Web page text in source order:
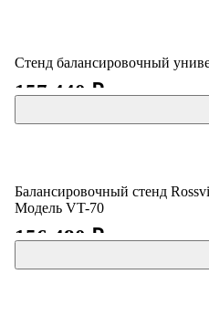
Стенд балансировочный
157 440 ₽
Балансировочный стенд
Модель VT-70
156 480 ₽